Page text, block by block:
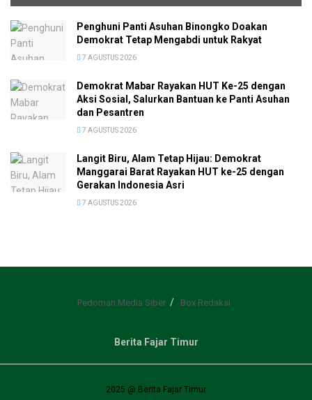
Penghuni Panti Asuhan Binongko Doakan
Demokrat Tetap Mengabdi untuk Rakyat
7 AGUSTUS 2026
Demokrat Mabar Rayakan HUT Ke-25 dengan
Aksi Sosial, Salurkan Bantuan ke Panti Asuhan
dan Pesantren
7 AGUSTUS 2026
Langit Biru, Alam Tetap Hijau: Demokrat
Manggarai Barat Rayakan HUT ke-25 dengan
Gerakan Indonesia Asri
7 AGUSTUS 2026
Pedoman Media Siber Box Redaksi
Berita Fajar Timur
2025 @ Berita Fajar Timur